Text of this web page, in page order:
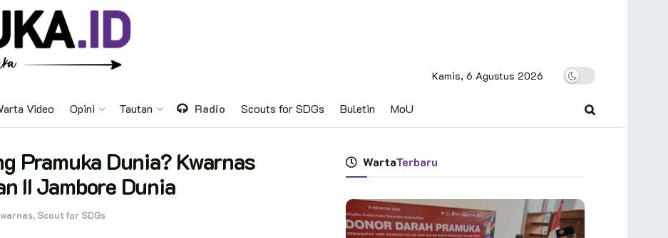
Kamis, 6 Agustus 2026
Video Opini Tautan Radio Scouts for SDGs Buletin MoU
Pramuka Dunia? Kwarnas
II Jambore Dunia
, Scout for SDGs
WartaTerbaru